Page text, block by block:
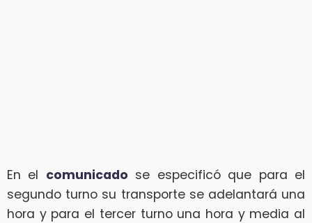
En el comunicado se especificó que para el
segundo turno su transporte se adelantará una
hora y para el tercer turno una hora y media al